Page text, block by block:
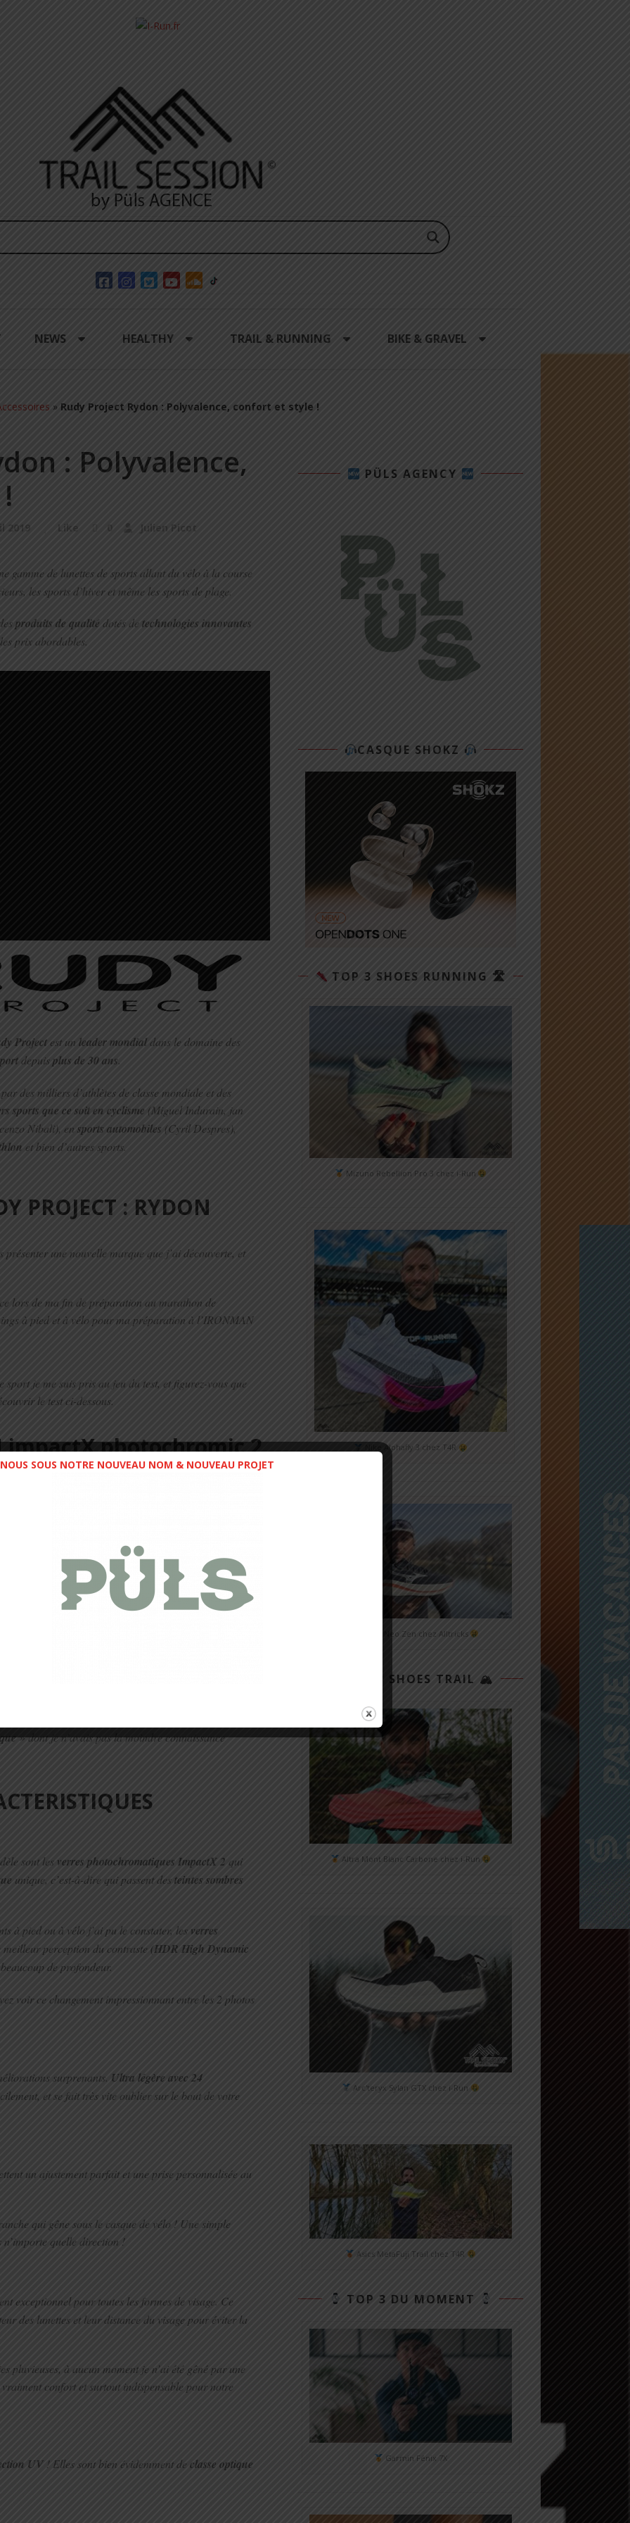
NEWS HEALTHY TRAIL & RUNNING BIKE & GRAVEL
» Rudy Project Rydon : Polyvalence, confort et style !
: Polyvalence,
2019 Like 0 Julien Picot
gamme de lunettes de sports allant du vélo à la course
les sports d’hiver et même les sports de plage.
produits de qualité dotés de technologies innovantes
prix abordables.
Projectest un leader mondialdans le domaine des
depuisplus de 30 ans.
des milliers d’athlètes de classe mondiale et des
sports que ce soit en cyclisme (Miguel Indurain, jan
Nibali), en sports automobiles (Cyril Despres),
et bien d’autres sports.
PROJECT : RYDON
une nouvelle marque que j’ai découverte, et
lors de ma fin de préparation au marathon de
à pied et à vélo pour ma préparation à l’IRONMAN
sport je me suis pris au jeu du test, et figurez-vous que
le test ci-dessous.
impactX photochromic 2
Brown
ou déplacement sportif.
pour nettoyer vos verres et stocker votre paire après
»dont je n’avais pas la moindre connaissance
sont les verres photochromatiques ImpactX 2 qui
unique, c’est-à-dire qui passent desteintes sombres
à pied ou à vélo j’ai pu le constater, les verres
perception du contraste(HDR High Dynamic
de profondeur.
voir ce changement impressionnant entre les 2 photos
surprenants. Ultra légère avec 24
et se fait très vite oublier sur le bout de votre
un ajustement parfait et une prise personnalisée au
qui gêne sous le casque de vélo ! Une simple
n’importe quelle direction !
exceptionnel pour toutes les formes de visage. Ce
des lunettes et leur distance du visage pour éviter la
pluvieuses, à aucun moment je n’ai été gêné par une
confort et surtout indispensable pour notre
UV ! Elles sont bien évidemment declasse optique
PÜLS AGENCY
CASQUE SHOKZ
TOP 3 SHOES RUNNING 🛣
Mizuno Rebellion Pro 3 chez i-Run
Nike Alphafly 3 chez T4R
Mizuno Neo Zen chez Alltricks
TOP 3 SHOES TRAIL 🏔
Altra Mont Blanc Carbone chez i-Run
Arc'teryx Sylan GTX chez i-Run
Asics MetaFuji Trail chez T4R
TOP 3 DU MOMENT
Garmin Fénix 7X
SOUS NOTRE NOUVEAU NOM & NOUVEAU PROJET